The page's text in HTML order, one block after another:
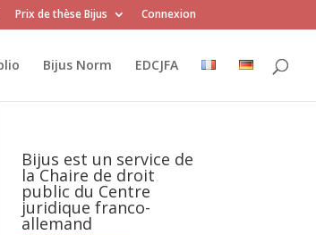
Prix de thèse Bijus Connexion
Bijus Norm EDCJFA
Bijus est un service de
la Chaire de droit
public du Centre
juridique franco-
allemand